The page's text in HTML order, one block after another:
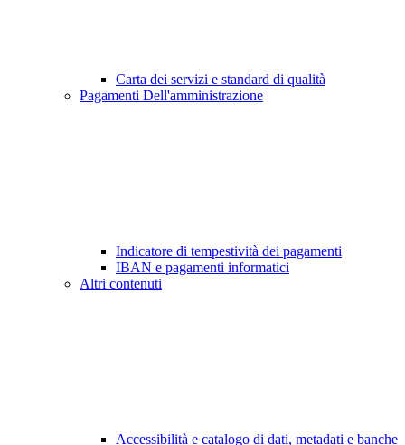
Carta dei servizi e standard di qualità
Pagamenti Dell'amministrazione
Indicatore di tempestività dei pagamenti
IBAN e pagamenti informatici
Altri contenuti
Accessibilità e catalogo di dati, metadati e banche